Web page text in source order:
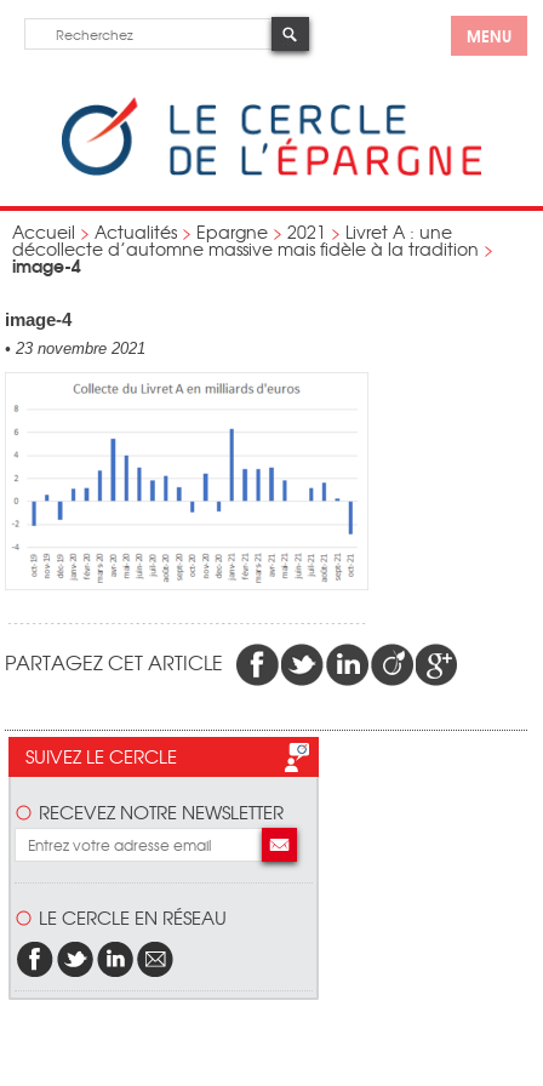
MENU
Accueil > Actualités > Epargne > 2021 > Livret A : une
décollecte d’automne massive mais fidèle à la tradition >
image-4
image-4
• 23 novembre 2021
PARTAGEZ CET ARTICLE
SUIVEZ LE CERCLE
RECEVEZ NOTRE NEWSLETTER
LE CERCLE EN RÉSEAU